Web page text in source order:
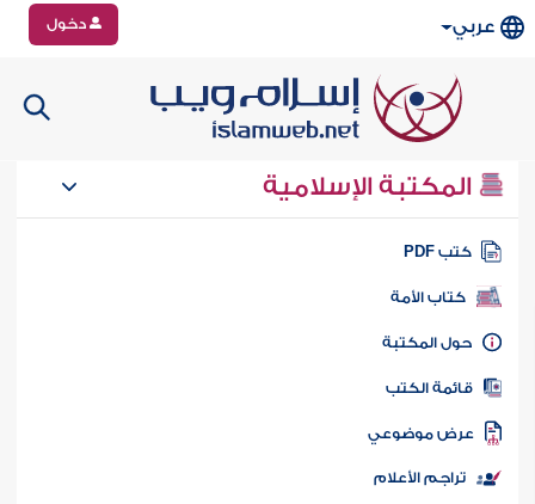
عربي دخول
المكتبة الإسلامية
كتب PDF
كتاب الأمة
المكتبة
الكتب
موضوعي